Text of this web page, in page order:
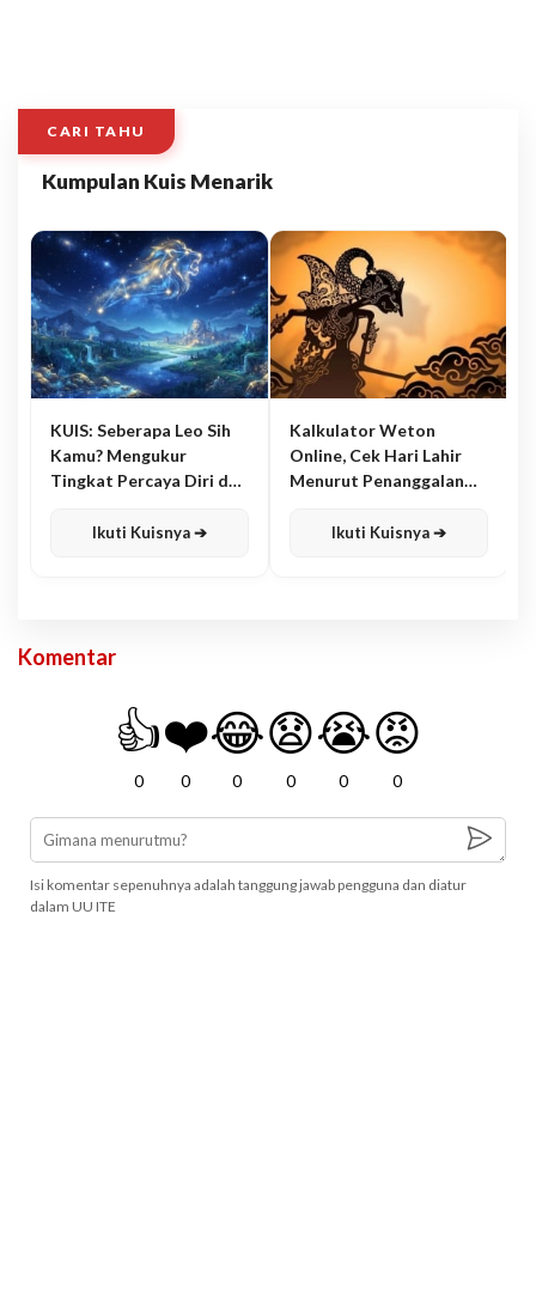
CARI TAHU
Kumpulan Kuis Menarik
KUIS: Seberapa Leo Sih
Kamu? Mengukur
Tingkat Percaya Diri dan
Ikuti Kuisnya ➔
Kalkulator Weton
Online, Cek Hari Lahir
Menurut Penanggalan
Ikuti Kuisnya ➔
Komentar
👍
0
❤️
0
😂
0
😧
0
😭
0
😡
0
Isi komentar sepenuhnya adalah tanggung jawab pengguna dan diatur
dalam UU ITE